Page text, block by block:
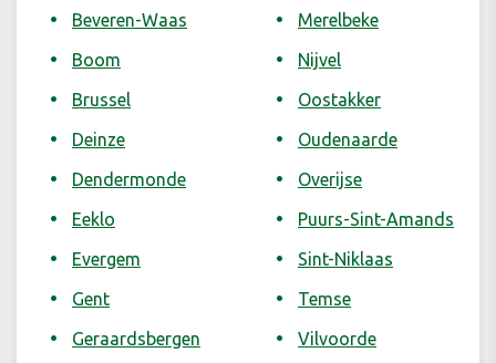
Beveren-Waas
Boom
Brussel
Deinze
Dendermonde
Eeklo
Evergem
Gent
Geraardsbergen
Merelbeke
Nijvel
Oostakker
Oudenaarde
Overijse
Puurs-Sint-Amands
Sint-Niklaas
Temse
Vilvoorde